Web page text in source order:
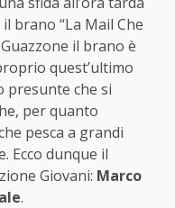
brano “La Mail Che
il brano è
quest’ultimo
presunte che si
per quanto
pesca a grandi
Ecco dunque il
Giovani: Marco
.